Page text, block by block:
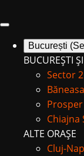
București
BUCUREȘTI
Sector 2
Băneasa
Chiajna
ALTE ORAȘE
Cluj-